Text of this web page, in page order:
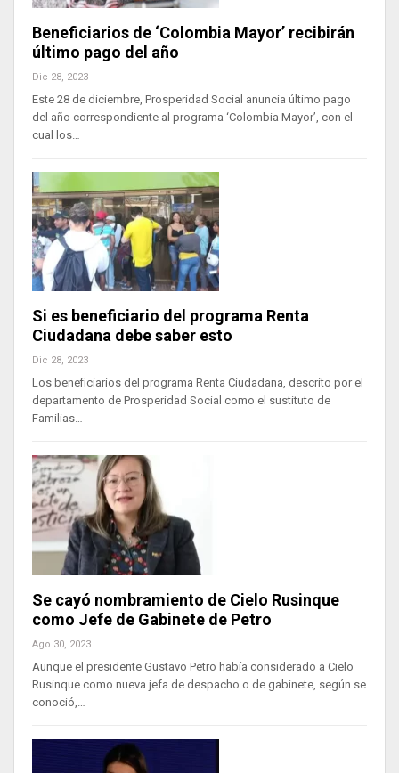
Beneficiarios de ‘Colombia Mayor’ recibirán
último pago del año
Dic 28, 2023
Este 28 de diciembre, Prosperidad Social anuncia último pago
del año correspondiente al programa ‘Colombia Mayor’, con el
cual los…
Si es beneficiario del programa Renta
Ciudadana debe saber esto
Dic 28, 2023
Los beneficiarios del programa Renta Ciudadana, descrito por el
departamento de Prosperidad Social como el sustituto de
Familias…
Se cayó nombramiento de Cielo Rusinque
como Jefe de Gabinete de Petro
Ago 30, 2023
Aunque el presidente Gustavo Petro había considerado a Cielo
Rusinque como nueva jefa de despacho o de gabinete, según se
conoció,…